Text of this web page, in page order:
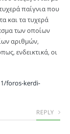
παίγνια που
και τα τυχερά
των οποίων
αριθμών,
ενδεικτικά, οι
foros-kerdi-
REPLY